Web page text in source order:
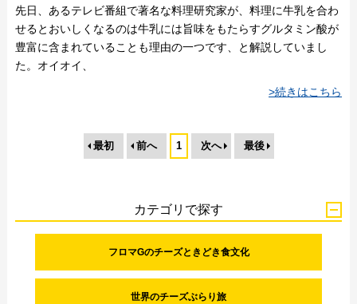
先日、あるテレビ番組で著名な料理研究家が、料理に牛乳を合わ
せるとおいしくなるのは牛乳には旨味をもたらすグルタミン酸が
豊富に含まれていることも理由の一つです、と解説していまし
た。オイオイ、
>続きはこちら
最初 前へ 1 次へ 最後
カテゴリで探す
フロマGのチーズときどき食文化
世界のチーズぶらり旅